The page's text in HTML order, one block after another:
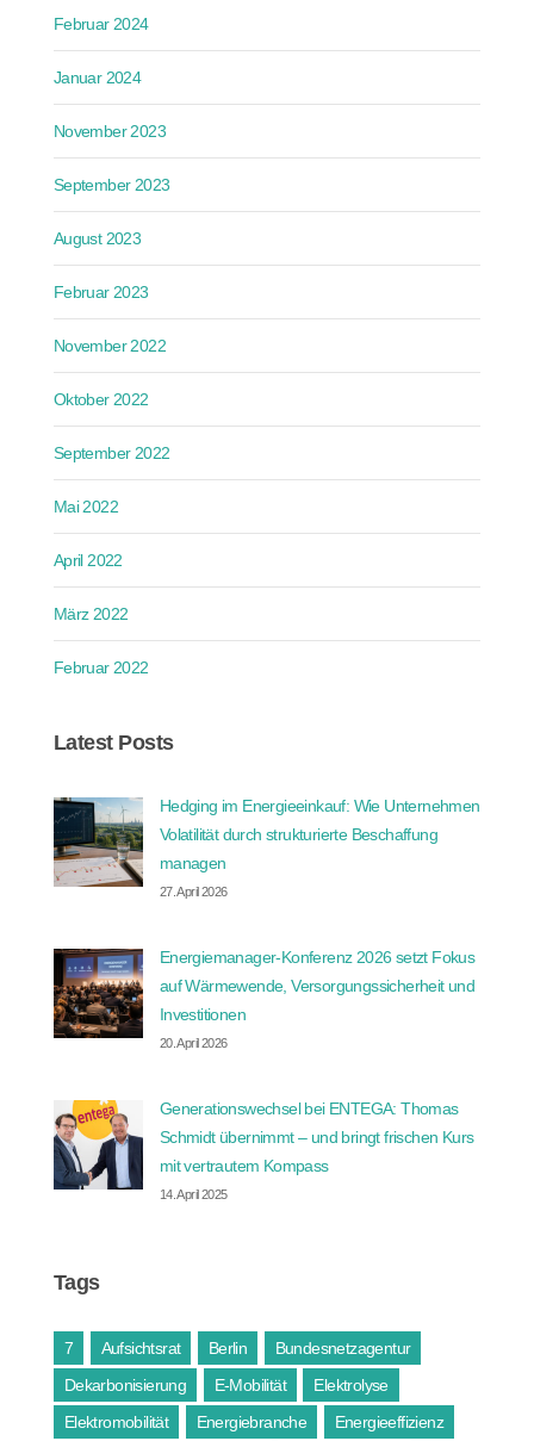
Februar 2024
Januar 2024
November 2023
September 2023
August 2023
Februar 2023
November 2022
Oktober 2022
September 2022
Mai 2022
April 2022
März 2022
Februar 2022
Latest Posts
Hedging im Energieeinkauf: Wie Unternehmen
Volatilität durch strukturierte Beschaffung
managen
27. April 2026
Energiemanager-Konferenz 2026 setzt Fokus
auf Wärmewende, Versorgungssicherheit und
Investitionen
20. April 2026
Generationswechsel bei ENTEGA: Thomas
Schmidt übernimmt – und bringt frischen Kurs
mit vertrautem Kompass
14. April 2025
Tags
7 Aufsichtsrat Berlin
Bundesnetzagentur
Dekarbonisierung
E-Mobilität
Elektrolyse
Elektromobilität
Energiebranche
Energieeffizienz